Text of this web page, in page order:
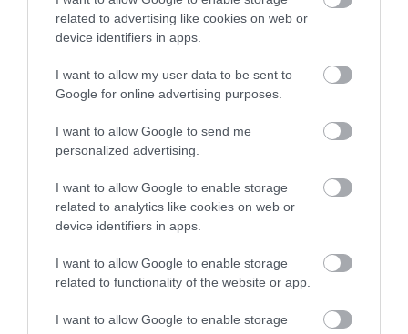
related to advertising like cookies on web or
device identifiers in apps.
I want to allow my user data to be sent to
Google for online advertising purposes.
I want to allow Google to send me
personalized advertising.
I want to allow Google to enable storage
related to analytics like cookies on web or
device identifiers in apps.
I want to allow Google to enable storage
related to functionality of the website or app.
I want to allow Google to enable storage
Mórotz Ádám
2016. Július 6.
hazuttolta meg magát.
Autentikus. De ennek ellenére
hangulatos jól éreztük
magunkat.
U.I : a WC se se hazuttolta
meg magát
Jelentés
pe...@gmail.com
Nem régiben jártam az
"étteremben". Sajnos semmi
Minősíthetetlen kosz volt,